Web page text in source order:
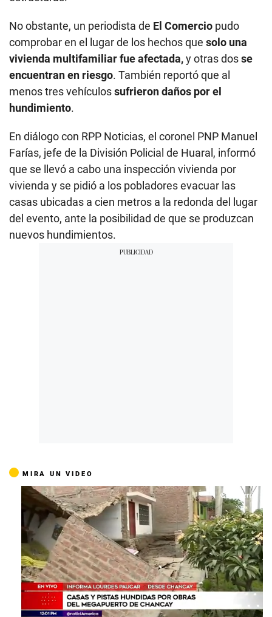
No obstante, un periodista de El Comercio pudo
comprobar en el lugar de los hechos que solo una
vivienda multifamiliar fue afectada,y otras dosse
encuentran en riesgo. También reportó que al
menos tres vehículossufrieron daños por el
hundimiento.
En diálogo con RPP Noticias, el coronel PNP Manuel
Farías, jefe de la División Policial de Huaral, informó
que se llevó a cabo una inspección vivienda por
vivienda y se pidió a los pobladores evacuar las
casas ubicadas a cien metros a la redonda del lugar
del evento, ante la posibilidad de que se produzcan
nuevos hundimientos.
MIRA UN VIDEO